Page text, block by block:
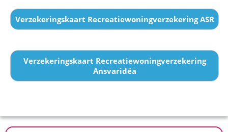
Verzekeringskaart Recreatiewoningverzekering ASR
Verzekeringskaart Recreatiewoningverzekering
Ansvaridéa